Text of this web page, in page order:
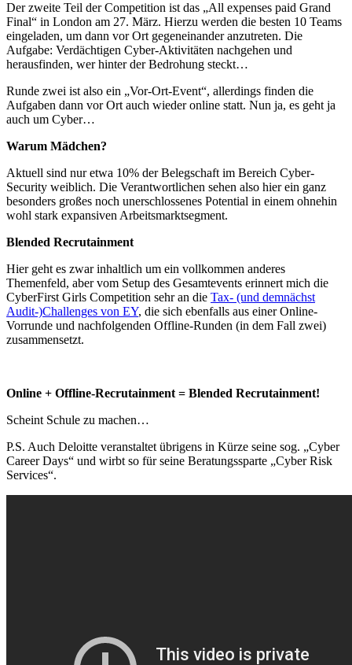
Der zweite Teil der Competition ist das „All expenses paid Grand
Final“ in London am 27. März. Hierzu werden die besten 10 Teams
eingeladen, um dann vor Ort gegeneinander anzutreten. Die
Aufgabe: Verdächtigen Cyber-Aktivitäten nachgehen und
herausfinden, wer hinter der Bedrohung steckt…
Runde zwei ist also ein „Vor-Ort-Event“, allerdings finden die
Aufgaben dann vor Ort auch wieder online statt. Nun ja, es geht ja
auch um Cyber…
Warum Mädchen?
Aktuell sind nur etwa 10% der Belegschaft im Bereich Cyber-
Security weiblich. Die Verantwortlichen sehen also hier ein ganz
besonders großes noch unerschlossenes Potential in einem ohnehin
wohl stark expansiven Arbeitsmarktsegment.
Blended Recrutainment
Hier geht es zwar inhaltlich um ein vollkommen anderes
Themenfeld, aber vom Setup des Gesamtevents erinnert mich die
CyberFirst Girls Competition sehr an die Tax- (und demnächst
Audit-)Challenges von EY, die sich ebenfalls aus einer Online-
Vorrunde und nachfolgenden Offline-Runden (in dem Fall zwei)
zusammensetzt.
Online + Offline-Recrutainment = Blended Recrutainment!
Scheint Schule zu machen…
P.S. Auch Deloitte veranstaltet übrigens in Kürze seine sog. „Cyber
Career Days“ und wirbt so für seine Beratungssparte „Cyber Risk
Services“.